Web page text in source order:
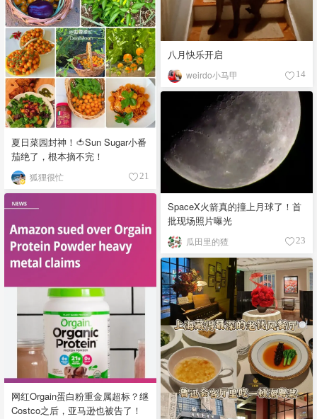
八月快乐开启
weirdo小马甲 14
夏日菜园封神！🍅Sun Sugar小番
茄绝了，根本摘不完！
狐狸很忙 21
SpaceX火箭真的撞上月球了！首
批现场照片曝光
瓜田里的猹 23
网红Orgain蛋白粉重金属超标？继
Costco之后，亚马逊也被告了！